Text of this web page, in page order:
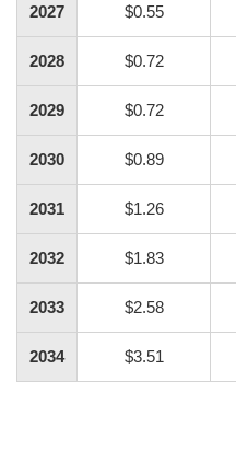
2027 $0.55
2028 $0.72
2029 $0.72
2030 $0.89
2031 $1.26
2032 $1.83
2033 $2.58
2034 $3.51